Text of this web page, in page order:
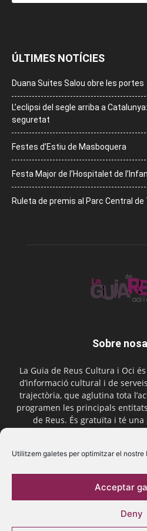
Utilitzem galetes per optimitzar el
Acceptar
Deny
ÚLTIMES NOTÍCIES
Duana Suites Salou obre les portes
L’eclipsi del segle arriba a
seguretat
Festes d’Estiu de Masboquera
Festa Major de l’Hospitalet de
Ruleta de premis al Parc Central de
Sobre
La Guia de Reus Cultura i Oci
d’informació cultural i de
trajectòria, que aglutina tota
programen les principals
de Reus. És gratuïta i té
Segueix-